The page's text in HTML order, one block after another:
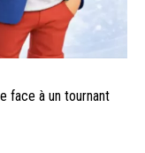
face à un tournant